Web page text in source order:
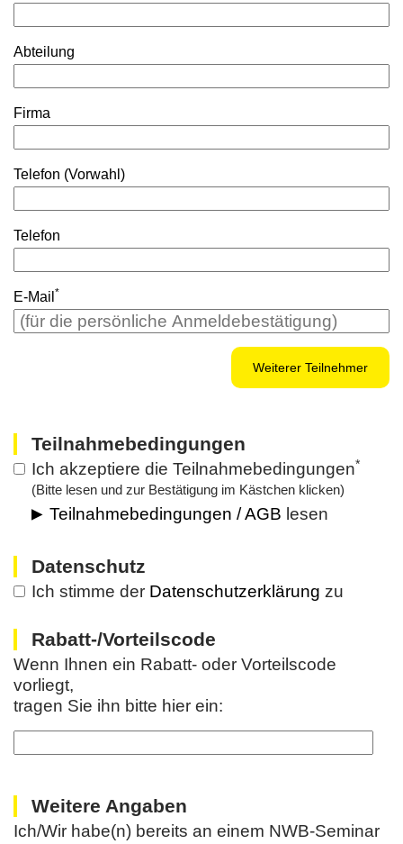
Abteilung
Firma
Telefon (Vorwahl)
Telefon
E-Mail *
Teilnahmebedingungen
Ich akzeptiere die Teilnahmebedingungen*
(Bitte lesen und zur Bestätigung im Kästchen klicken)
Teilnahmebedingungen / AGB lesen
Datenschutz
Ich stimme der Datenschutzerklärung zu
Rabatt-/Vorteilscode
Wenn Ihnen ein Rabatt- oder Vorteilscode
vorliegt,
tragen Sie ihn bitte hier ein:
Weitere Angaben
Ich/Wir habe(n) bereits an einem NWB-Seminar